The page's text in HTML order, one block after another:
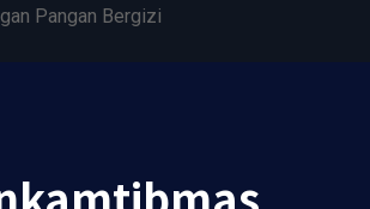
Pangan Bergizi